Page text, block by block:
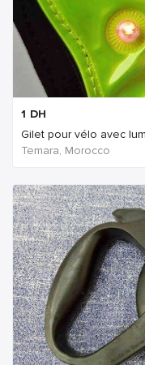
1 DH
Gilet pour vélo avec
Temara, Morocco